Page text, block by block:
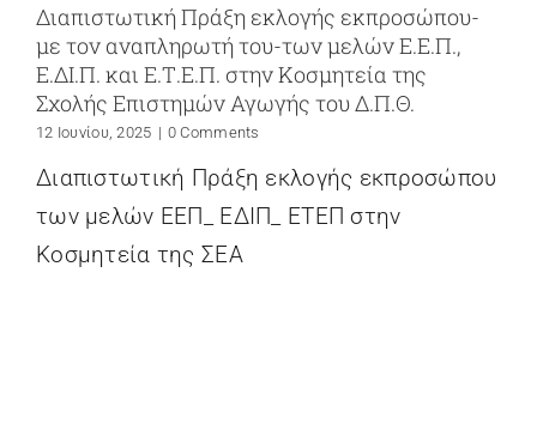
Διαπιστωτική Πράξη εκλογής εκπροσώπου-
με τον αναπληρωτή του-των μελών Ε.Ε.Π.,
Ε.ΔΙ.Π. και Ε.Τ.Ε.Π. στην Κοσμητεία της
Σχολής Επιστημών Αγωγής του Δ.Π.Θ.
12 Ιουνίου, 2025 | 0 Comments
Διαπιστωτική Πράξη εκλογής εκπροσώπου
των μελών ΕΕΠ_ ΕΔΙΠ_ ΕΤΕΠ στην
Κοσμητεία της ΣΕΑ